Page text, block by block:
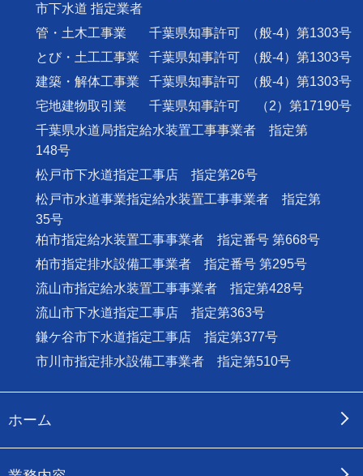
市下水道 指定業者
管・土木工事業
千葉県知事許可
（般-4）第1303号
とび・土工工事業
千葉県知事許可
（般-4）第1303号
建築・解体工事業
千葉県知事許可
（般-4）第1303号
宅地建物取引業
千葉県知事許可
（2）第17190号
千葉県水道局指定給水装置工事事業者 指定第
148号
松戸市下水道指定工事店 指定第26号
松戸市水道事業指定給水装置工事事業者 指定第
35号
柏市指定給水装置工事事業者 指定番号 第668号
柏市指定排水設備工事業者 指定番号 第295号
流山市指定給水装置工事事業者 指定第428号
流山市下水道指定工事店 指定第363号
鎌ケ谷市下水道指定工事店 指定第377号
市川市指定排水設備工事業者 指定第510号
ホーム